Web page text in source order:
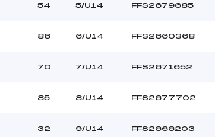
BEAU
130.8700
54 5/U14 FFS2679685
86 6/U14 FFS2660368
70 7/U14 FFS2671652
85 8/U14 FFS2677702
32 9/U14 FFS2666203